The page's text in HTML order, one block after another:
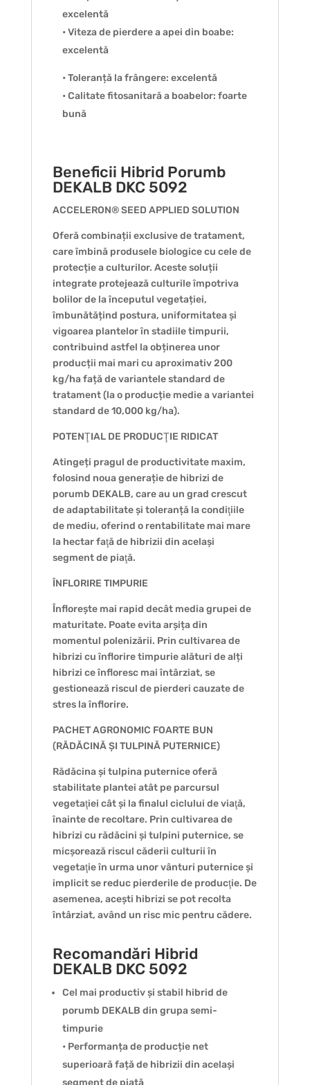
excelentă
• Viteza de pierdere a apei din boabe:
excelentă
• Toleranță la frângere: excelentă
• Calitate fitosanitară a boabelor: foarte
bună
Beneficii Hibrid Porumb
DEKALB DKC 5092
ACCELERON® SEED APPLIED SOLUTION
Oferă combinații exclusive de tratament,
care îmbină produsele biologice cu cele de
protecție a culturilor. Aceste soluții
integrate protejează culturile împotriva
bolilor de la începutul vegetației,
îmbunătățind postura, uniformitatea și
vigoarea plantelor în stadiile timpurii,
contribuind astfel la obținerea unor
producții mai mari cu aproximativ 200
kg/ha față de variantele standard de
tratament (la o producție medie a variantei
standard de 10,000 kg/ha).
POTENŢIAL DE PRODUCŢIE RIDICAT
Atingeți pragul de productivitate maxim,
folosind noua generație de hibrizi de
porumb DEKALB, care au un grad crescut
de adaptabilitate și toleranță la condiţiile
de mediu, oferind o rentabilitate mai mare
la hectar faţă de hibrizii din același
segment de piaţă.
ÎNFLORIRE TIMPURIE
Înflorește mai rapid decât media grupei de
maturitate. Poate evita arșița din
momentul polenizării. Prin cultivarea de
hibrizi cu înflorire timpurie alături de alți
hibrizi ce înfloresc mai întârziat, se
gestionează riscul de pierderi cauzate de
stres la înflorire.
PACHET AGRONOMIC FOARTE BUN
(RĂDĂCINĂ ȘI TULPINĂ PUTERNICE)
Rădăcina și tulpina puternice oferă
stabilitate plantei atât pe parcursul
vegetaţiei cât și la finalul ciclului de viaţă,
înainte de recoltare. Prin cultivarea de
hibrizi cu rădăcini și tulpini puternice, se
micșorează riscul căderii culturii în
vegetaţie în urma unor vânturi puternice și
implicit se reduc pierderile de producţie. De
asemenea, acești hibrizi se pot recolta
întârziat, având un risc mic pentru cădere.
Recomandări Hibrid
DEKALB DKC 5092
Cel mai productiv și stabil hibrid de
porumb DEKALB din grupa semi-
timpurie
• Performanța de producție net
superioară față de hibrizii din același